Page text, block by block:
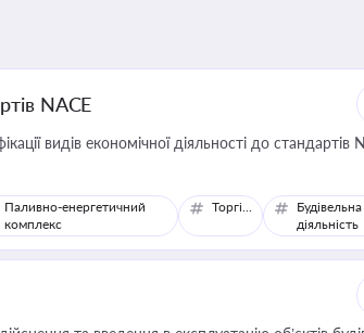
NACE
видів економічної діяльності до стандартів
Паливно-енергетичний
комплекс
Торгівля
Будівельна
діяльність